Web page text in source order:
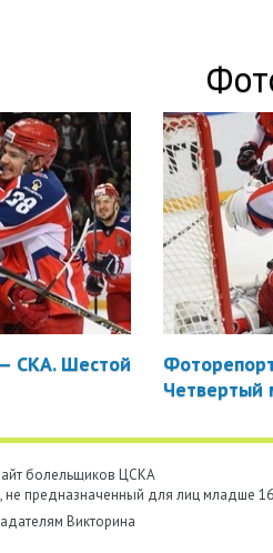
СКА. Шестой
Четвертый
болельщиков ЦСКА
не предназначенный для лиц младше
Викторина